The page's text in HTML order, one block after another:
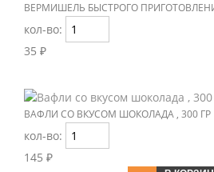
ВЕРМИШЕЛЬ БЫСТРОГО
кол-во:
35 ₽
ВАФЛИ СО ВКУСОМ ШОКОЛАДА , 300 ГР
кол-во:
145 ₽